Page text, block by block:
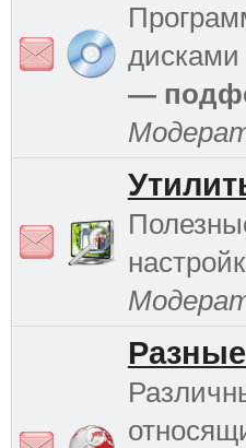
дисками
—